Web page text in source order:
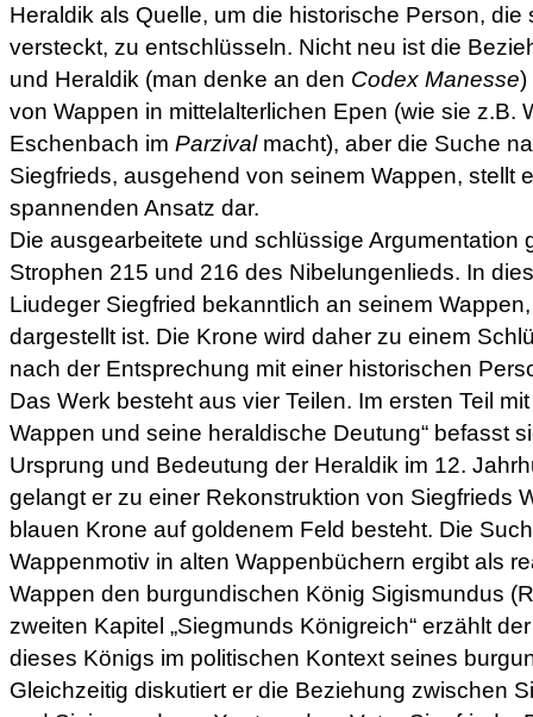
Heraldik als Quelle, um die historische Person, die
versteckt, zu entschlüsseln. Nicht neu ist die
und Heraldik (man denke an den Codex Manesse)
von Wappen in mittelalterlichen Epen (wie sie z.B.
Eschenbach im Parzival macht), aber die Suche
Siegfrieds, ausgehend von seinem Wappen, stellt
spannenden Ansatz dar.
Die ausgearbeitete und schlüssige Argumentation
Strophen 215 und 216 des Nibelungenlieds. In
Liudeger Siegfried bekanntlich an seinem
dargestellt ist. Die Krone wird daher zu einem
nach der Entsprechung mit einer historischen
Das Werk besteht aus vier Teilen. Im ersten Teil
Wappen und seine heraldische Deutung“ befasst
Ursprung und Bedeutung der Heraldik im 12.
gelangt er zu einer Rekonstruktion von Siegfrieds
blauen Krone auf goldenem Feld besteht. Die
Wappenmotiv in alten Wappenbüchern ergibt als
Wappen den burgundischen König Sigismundus
zweiten Kapitel „Siegmunds Königreich“ erzählt
dieses Königs im politischen Kontext seines
Gleichzeitig diskutiert er die Beziehung zwischen